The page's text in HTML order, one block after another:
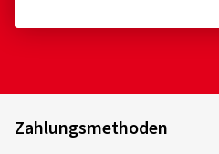
Zahlungsmethoden